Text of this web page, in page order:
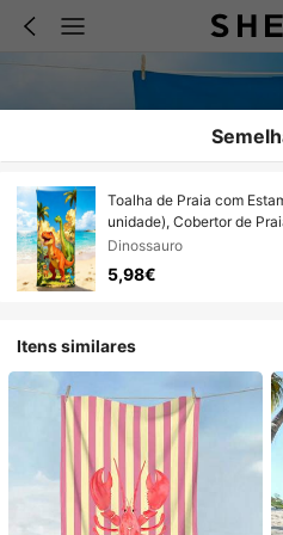
Toalha de Praia com
unidade), Cobertor de
Macia, Toalha de Banho
Viagens, Piscina,
Disponível em Vários
Dinossauro
5,98€
Itens similares